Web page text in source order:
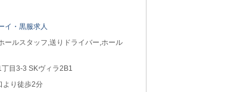
イ・黒服求人
ールスタッフ,送りドライバー,ホール
目3-3 SKヴィラ2B1
より徒歩2分